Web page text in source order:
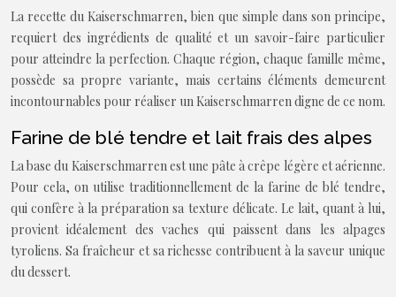
La recette du Kaiserschmarren, bien que simple dans son principe,
requiert des ingrédients de qualité et un savoir-faire particulier
pour atteindre la perfection. Chaque région, chaque famille même,
possède sa propre variante, mais certains éléments demeurent
incontournables pour réaliser un Kaiserschmarren digne de ce nom.
Farine de blé tendre et lait frais des alpes
La base du Kaiserschmarren est une pâte à crêpe légère et aérienne.
Pour cela, on utilise traditionnellement de la farine de blé tendre,
qui confère à la préparation sa texture délicate. Le lait, quant à lui,
provient idéalement des vaches qui paissent dans les alpages
tyroliens. Sa fraîcheur et sa richesse contribuent à la saveur unique
du dessert.